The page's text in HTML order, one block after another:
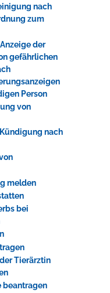
nach
zum
der
gefährlichen
Person
von
nach
melden
bei
Tierärztin
beantragen